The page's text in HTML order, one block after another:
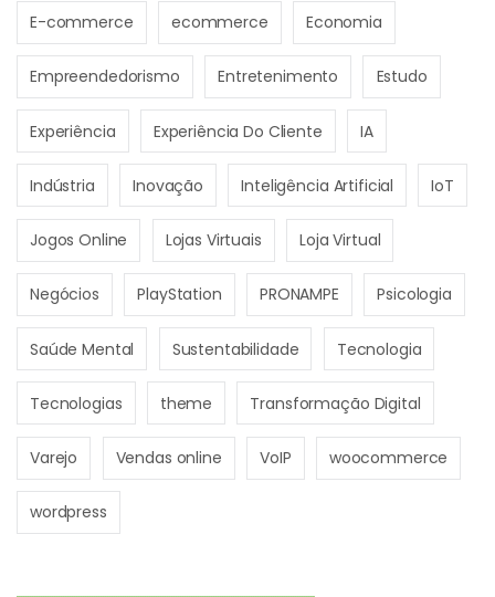
E-commerce ecommerce Economia
Empreendedorismo Entretenimento Estudo
Experiência Experiência Do Cliente IA
Indústria Inovação Inteligência Artificial IoT
Jogos Online Lojas Virtuais Loja Virtual
Negócios PlayStation PRONAMPE Psicologia
Saúde Mental Sustentabilidade Tecnologia
Tecnologias theme Transformação Digital
Varejo Vendas online VoIP woocommerce
wordpress